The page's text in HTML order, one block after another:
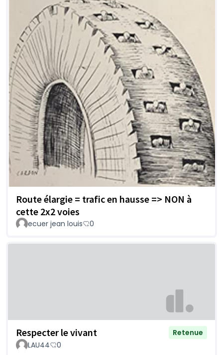
Route élargie = trafic en hausse => NON à
cette 2x2 voies
ecuer jean louis 0
Respecter le vivant
Retenue
LAU44
0